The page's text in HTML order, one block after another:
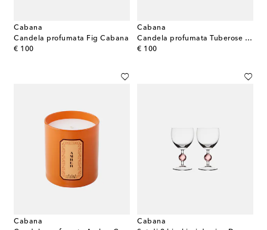
Cabana
Candela profumata Fig Cabana
€ 100
original price
Cabana
Candela profumata Tuberose Cabana
€ 100
original price
Cabana
Cabana